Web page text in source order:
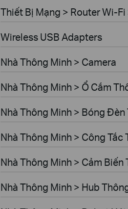
Thiết Bị Mạng > Router Wi-
Wireless USB Adapters
Nhà Thông Minh > Camera
Nhà Thông Minh > Ổ Cắm
Nhà Thông Minh > Bóng
Nhà Thông Minh > Công Tắc
Nhà Thông Minh > Cảm Biến
Nhà Thông Minh > Hub